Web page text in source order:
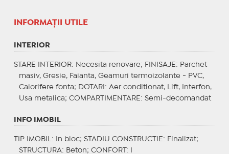
INFORMAŢII UTILE
INTERIOR
STARE INTERIOR: Necesita renovare; FINISAJE : Parchet
masiv, Gresie, Faianta, Geamuri termoizolante - PVC,
Calorifere fonta;
DOTARI : Aer conditionat, Lift, Interfon,
Usa metalica; COMPARTIMENTARE : Semi-decomandat
INFO IMOBIL
TIP IMOBIL : In bloc; STADIU CONSTRUCTIE : Finalizat;
STRUCTURA: Beton; CONFORT : I